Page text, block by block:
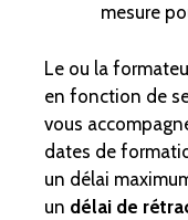
mesure
Le ou la
en fonction de
vous
dates de
un délai
un délai de